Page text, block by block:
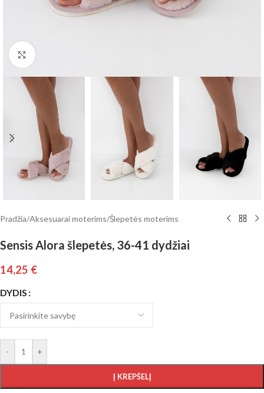
Click to enlarge
Pradžia/Aksesuarai moterims/Šlepetės moterims
Sensis Alora šlepetės, 36-41 dydžiai
14,25 €
DYDIS
- +
Į KREPŠELĮ